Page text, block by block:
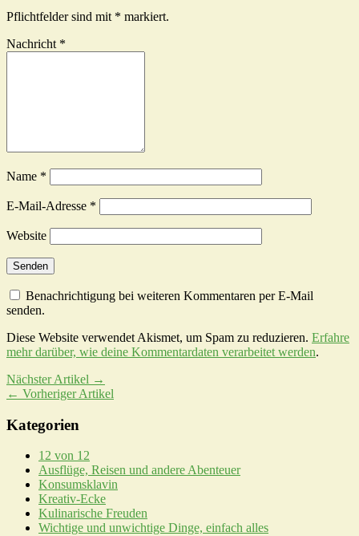
Pflichtfelder sind mit * markiert.
Nachricht *
Name *
E-Mail-Adresse *
Website
Benachrichtigung bei weiteren Kommentaren per E-Mail
senden.
Diese Website verwendet Akismet, um Spam zu reduzieren. Erfahre
mehr darüber, wie deine Kommentardaten verarbeitet werden.
Nächster Artikel →
← Vorheriger Artikel
Kategorien
12 von 12
Ausflüge, Reisen und andere Abenteuer
Konsumsklavin
Kreativ-Ecke
Kulinarische Freuden
Wichtige und unwichtige Dinge, einfach alles